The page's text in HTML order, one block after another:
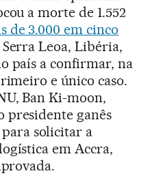
a morte de 1.552
de 3.000 em cinco
Serra Leoa, Libéria,
país a confirmar, na
e único caso.
Ban Ki-moon,
presidente ganês
solicitar a
em Accra,